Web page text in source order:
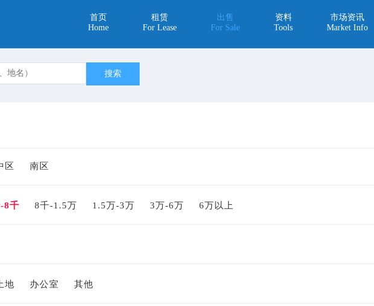
首页
Home
租赁
For Lease
出售
For Sale
资料
Tools
市场资讯
Market Info
区 南区
8千 8千-1.5万 1.5万-3万 3万-6万 6万以上
地 办公室 其他